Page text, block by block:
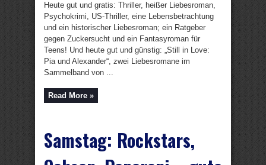
Heute gut und gratis: Thriller, heißer Liebesroman,
Psychokrimi, US-Thriller, eine Lebensbetrachtung
und ein historischer Liebesroman; ein Ratgeber
gegen Zuckersucht und ein Fantasyroman für
Teens! Und heute gut und günstig: „Still in Love:
Pia und Alexander“, zwei Liebesromane im
Sammelband von ...
Read More »
Samstag: Rockstars,